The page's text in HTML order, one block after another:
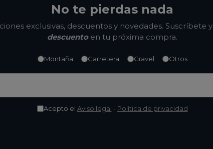
No te pierdas nada
exclusivas, descuentos y novedades. Suscríbete y
descuentoen tu próxima compra.
Montaña Carretera Gravel Otros
Acepto el Aviso legal - Política de privacidad